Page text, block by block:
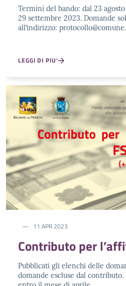
Termini del bando: dal 23
29 settembre 2023. Domande
all’indirizzo:
LEGGI DI PIU'
11 APR 2023
Contributo per
Pubblicati gli elenchi delle
domande escluse dal